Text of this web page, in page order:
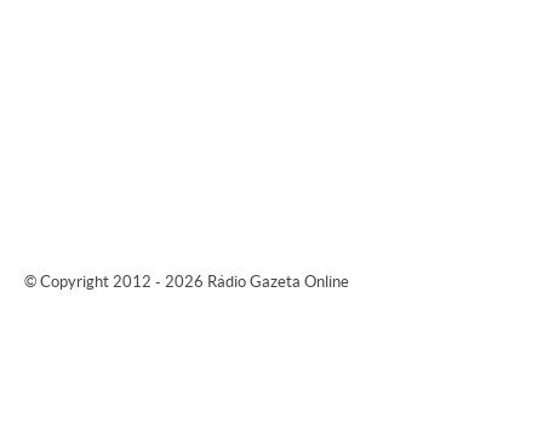
© Copyright 2012 - 2026 Rádio Gazeta Online